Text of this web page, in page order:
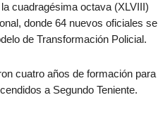
cuadragésima octava (XLVIII)
donde 64 nuevos oficiales se
de Transformación Policial.
cuatro años de formación para
a Segundo Teniente.